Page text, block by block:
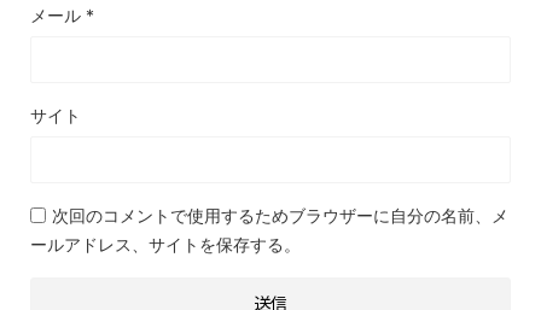
メール *
サイト
次回のコメントで使用するためブラウザーに自分の名前、メ
ールアドレス、サイトを保存する。